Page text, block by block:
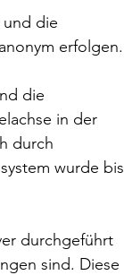
die
erfolgen.
die
in der
durch
wurde bis
durchgeführt
sind. Diese